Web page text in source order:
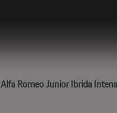
Alfa Romeo Junior Ibrida